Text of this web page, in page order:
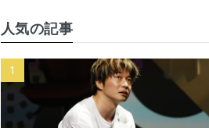
人気の記事